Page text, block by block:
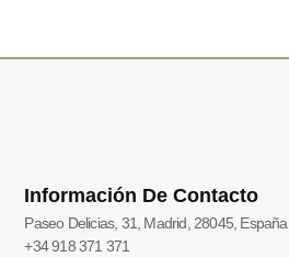
Información De Contacto
Paseo Delicias, 31, Madrid, 28045, España
+34 918 371 371